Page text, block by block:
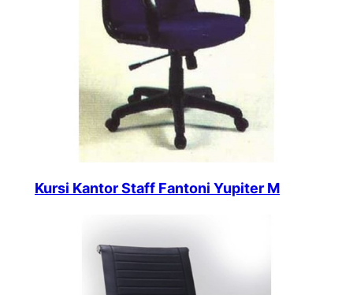
Kursi Kantor Staff Fantoni Yupiter M